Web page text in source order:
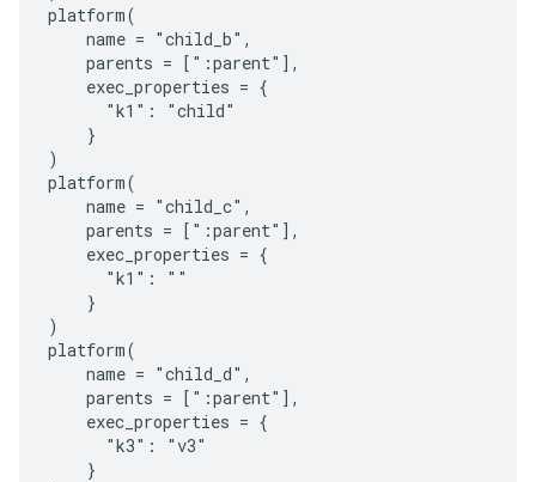
platform(
    name = "child_b",
    parents = [":parent"],
    exec_properties = {
      "k1": "child"
    }
)
platform(
    name = "child_c",
    parents = [":parent"],
    exec_properties = {
      "k1": ""
    }
)
platform(
    name = "child_d",
    parents = [":parent"],
    exec_properties = {
      "k3": "v3"
    }